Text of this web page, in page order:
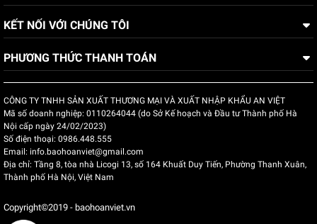
KẾT NỐI VỚI CHÚNG TÔI
PHƯƠNG THỨC THANH TOÁN
CÔNG TY TNHH SẢN XUẤT THƯƠNG MẠI VÀ XUẤT NHẬP KHẨU AN VIỆT
Mã số doanh nghiệp: 0110264044 (do Sở Kế hoạch và Đầu tư Thành phố Hà
Nội cấp ngày 24/02/2023)
Số điện thoại: 0986.448.555
Email: info.baohoanviet@gmail.com
Địa chỉ: Tầng 8, tòa nhà Licogi 13, số 164 Khuất Duy Tiến, Phường Thanh Xuân,
Thành phố Hà Nội, Việt Nam
Copyright©2019 - baohoanviet.vn